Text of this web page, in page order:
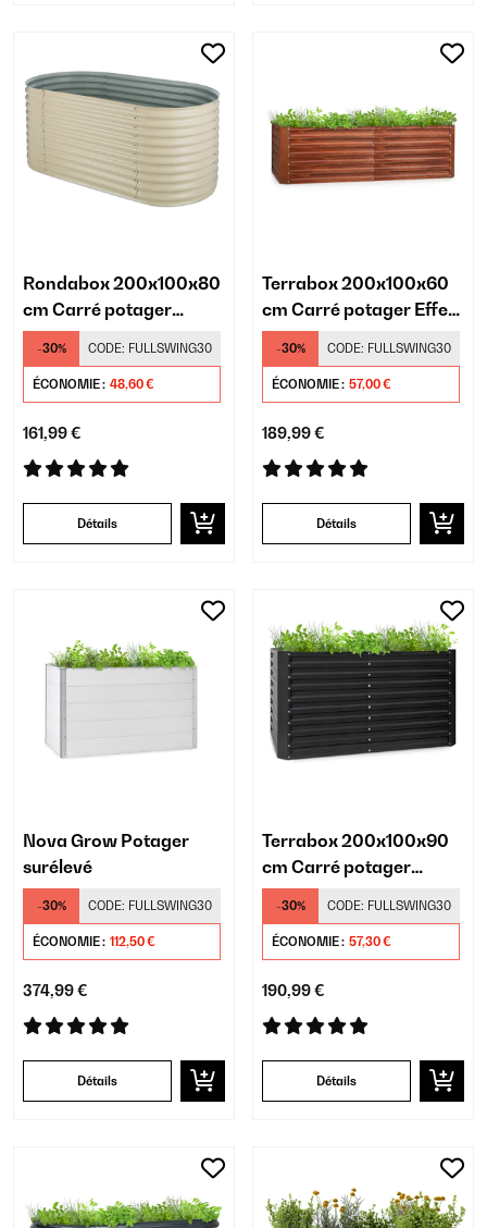
Rondabox 200x100x80
cm Carré potager
Crème
-30% CODE: FULLSWING30
ÉCONOMIE : 48,60 €
161,99 €
Détails
Terrabox 200x100x60
cm Carré potager Effet
rouille
-30% CODE: FULLSWING30
ÉCONOMIE : 57,00 €
189,99 €
Détails
Nova Grow Potager
surélevé
-30% CODE: FULLSWING30
ÉCONOMIE : 112,50 €
374,99 €
Détails
Terrabox 200x100x90
cm Carré potager
Anthracite
-30% CODE: FULLSWING30
ÉCONOMIE : 57,30 €
190,99 €
Détails